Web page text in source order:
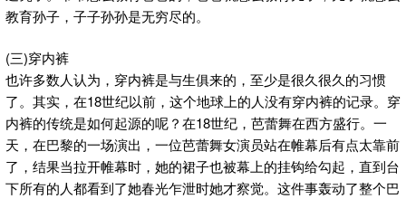
教育孙子，子子孙孙是无穷尽的。
(三)穿内裤
也许多数人认为，穿内裤是与生俱来的，至少是很久很久的习惯
了。其实，在18世纪以前，这个地球上的人没有穿内裤的记录。穿
内裤的传统是如何起源的呢？在18世纪，芭蕾舞在西方盛行。一
天，在巴黎的一场演出，一位芭蕾舞女演员站在帷幕后有点太靠前
了，结果当拉开帷幕时，她的裙子也被幕上的挂钩给勾起，直到台
下所有的人都看到了她春光乍泄时她才察觉。这件事轰动了整个巴